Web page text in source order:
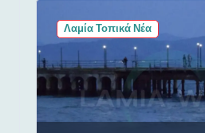
Λαμία Τοπικά Νέα